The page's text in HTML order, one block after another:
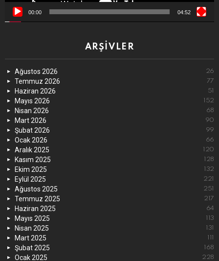
00:00 04:52
ARŞIVLER
Ağustos 2026 26
Temmuz 2026 77
Haziran 2026 51
Mayıs 2026 152
Nisan 2026 68
Mart 2026 90
Şubat 2026 99
Ocak 2026 66
Aralık 2025 120
Kasım 2025 128
Ekim 2025 132
Eylül 2025 221
Ağustos 2025 251
Temmuz 2025 217
Haziran 2025 64
Mayıs 2025 113
Nisan 2025 131
Mart 2025
Şubat 2025 168
Ocak 2025 228